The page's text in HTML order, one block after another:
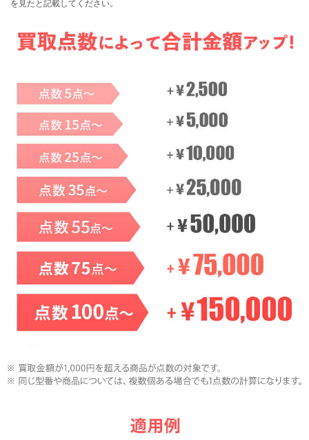
を見たと記載してください。